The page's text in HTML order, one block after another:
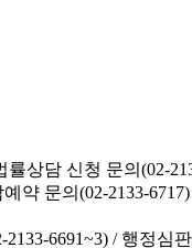
상담 신청 문의(02-
약 문의(02-2133-6717)
6691~3) / 행정심